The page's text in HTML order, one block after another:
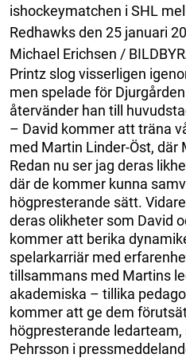
ishockeymatchen i SHL
Redhawks den 25 januari
Michael Erichsen /
Printz slog visserligen
men spelade för
återvänder han till
– David kommer att träna
med Martin Linder-Öst, där
Redan nu ser jag deras
där de kommer kunna
högpresterande sätt.
deras olikheter som David
kommer att berika
spelarkarriär med
tillsammans med Martins
akademiska – tillika
kommer att ge dem
högpresterande
Pehrsson i